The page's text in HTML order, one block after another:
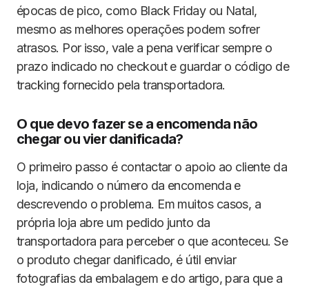
épocas de pico, como Black Friday ou Natal,
mesmo as melhores operações podem sofrer
atrasos. Por isso, vale a pena verificar sempre o
prazo indicado no checkout e guardar o código de
tracking fornecido pela transportadora.
O que devo fazer se a encomenda não
chegar ou vier danificada?
O primeiro passo é contactar o apoio ao cliente da
loja, indicando o número da encomenda e
descrevendo o problema. Em muitos casos, a
própria loja abre um pedido junto da
transportadora para perceber o que aconteceu. Se
o produto chegar danificado, é útil enviar
fotografias da embalagem e do artigo, para que a